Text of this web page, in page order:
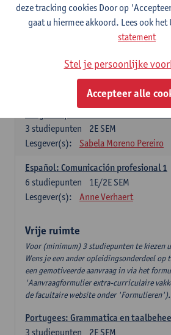
Gramática española 2
2E SEM
3studiepunten
Anne Verhaert
Lengua española: Destrezas básicas
Sabela Moreno Pereiro
2E SEM
3 studiepunten
Lesgever(s):
Sabela Moreno Pereiro
Español: Comunicación profesional 1
1E/2E SEM
6 studiepunten
Lesgever(s):
Anne Verhaert
Vrije ruimte
Voor (minimum) 3 studiepunten te kiezen
Wens je een ander opleidingsonderdeel op
een gemotiveerde aanvraag in via het
'Aanvraagformulier extra-curriculaire
de facultaire website onder 'Formulieren').
Portugees: Grammatica en
2E SEM
3 studiepunten
deze tracking cookies Door op
gaat u hiermee akkoord. Lees ook het
statement
Stel je persoonlijke
Accepteer alle